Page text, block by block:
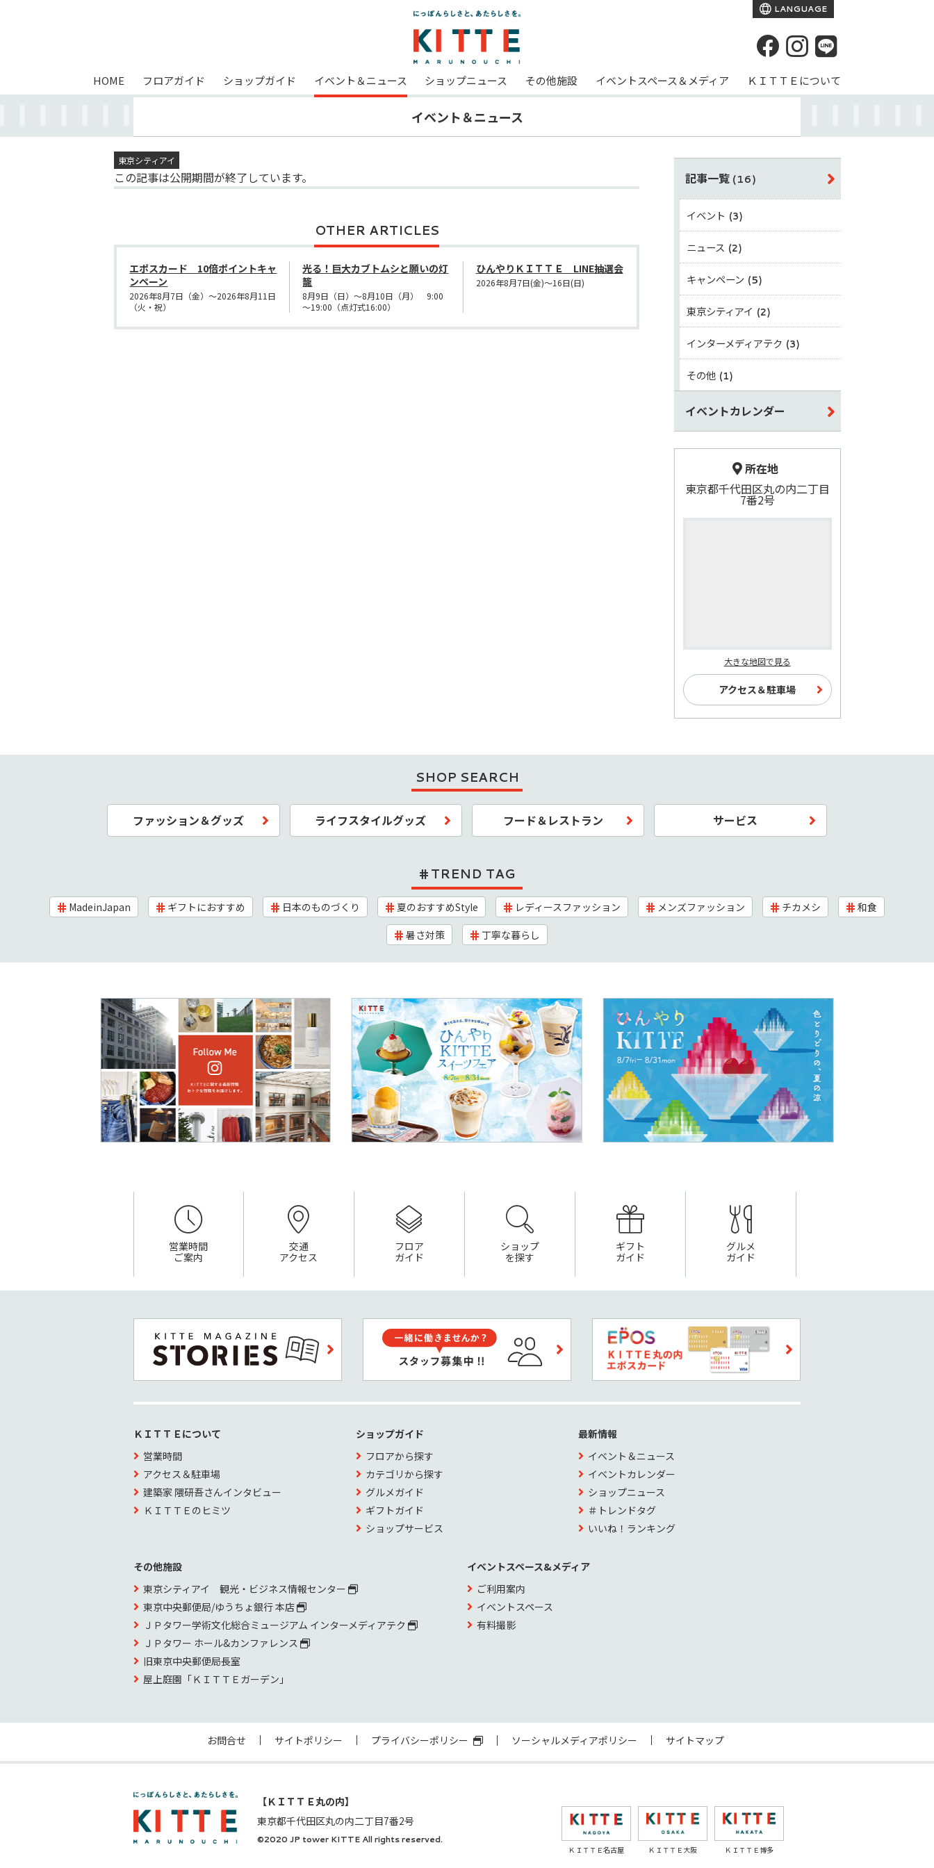
LANGUAGE
HOME フロアガイド ショップガイド イベント＆ニュース ショップニュース その他施設 イベントスペース＆メディア ＫＩＴＴＥについて
イベント＆ニュース
東京シティアイ
この記事は公開期間が終了しています。
OTHER ARTICLES
エポスカード 10倍ポイントキャ
ンペーン
2026年8月7日（金）～2026年8月11日
（火・祝）
光る！巨大カブトムシと願いの灯
籠
8月9日（日）～8月10日（月） 9:00
～19:00（点灯式16:00）
ひんやりＫＩＴＴＥ LINE抽選会
2026年8月7日(金)～16日(日)
記事一覧 (16)
イベント (3)
ニュース (2)
キャンペーン (5)
東京シティアイ (2)
インターメディアテク (3)
その他(1)
イベントカレンダー
所在地
東京都千代田区丸の内二丁目
7番2号
大きな地図で見る
アクセス＆駐車場
SHOP SEARCH
ファッション＆グッズ ライフスタイルグッズ フード＆レストラン サービス
TREND TAG
MadeinJapan ギフトにおすすめ 日本のものづくり 夏のおすすめStyle レディースファッション メンズファッション チカメシ
和食
暑さ対策
丁寧な暮らし
営業時間
ご案内
交通
アクセス
フロア
ガイド
ショップ
を探す
ギフト
ガイド
グルメ
ガイド
ＫＩＴＴＥについて
営業時間
アクセス＆駐車場
建築家 隈研吾さんインタビュー
ＫＩＴＴＥのヒミツ
ショップガイド
フロアから探す
カテゴリから探す
グルメガイド
ギフトガイド
ショップサービス
最新情報
イベント＆ニュース
イベントカレンダー
ショップニュース
＃トレンドタグ
いいね！ランキング
その他施設
東京シティアイ 観光・ビジネス情報センター
東京中央郵便局/ゆうちょ銀行 本店
ＪＰタワー学術文化総合ミュージアム インターメディアテク
ＪＰタワー ホール&カンファレンス
旧東京中央郵便局長室
屋上庭園「ＫＩＴＴＥガーデン」
イベントスペース&メディア
ご利用案内
イベントスペース
有料撮影
お問合せ サイトポリシー プライバシーポリシー ソーシャルメディアポリシー サイトマップ
【ＫＩＴＴＥ丸の内】
東京都千代田区丸の内二丁目7番2号
©2020 JP tower KITTE All rights reserved.
ＫＩＴＴＥ名古屋 ＫＩＴＴＥ大阪 ＫＩＴＴＥ博多